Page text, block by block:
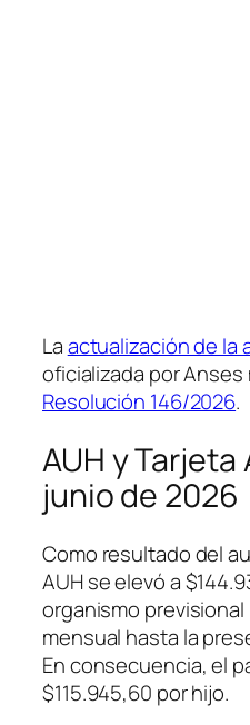
Laactualización de la
oficializada por Anses
Resolución 146/2026.
AUH y
junio de 2026
Como resultado del
AUH se elevó a
organismo
mensual hasta la
En consecuencia, el
$115.945,60 por hijo.